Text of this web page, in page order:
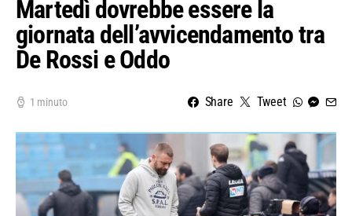
Martedì dovrebbe essere la
giornata dell’avvicendamento tra
De Rossi e Oddo
1 minuto Share Tweet